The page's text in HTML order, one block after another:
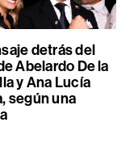
detrás del
Abelardo De la
y Ana Lucía
según una